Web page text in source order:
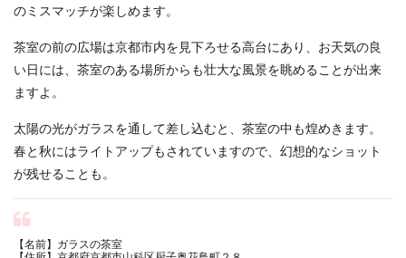
のミスマッチが楽しめます。
茶室の前の広場は京都市内を見下ろせる高台にあり、お天気の良
い日には、茶室のある場所からも壮大な風景を眺めることが出来
ますよ。
太陽の光がガラスを通して差し込むと、茶室の中も煌めきます。
春と秋にはライトアップもされていますので、幻想的なショット
が残せることも。
【名前】ガラスの茶室